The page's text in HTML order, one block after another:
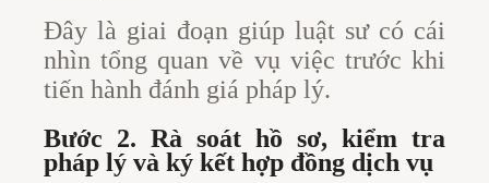
Đây là giai đoạn giúp luật sư có cái
nhìn tổng quan về vụ việc trước khi
tiến hành đánh giá pháp lý.
Bước 2. Rà soát hồ sơ, kiểm tra
pháp lý và ký kết hợp đồng dịch vụ